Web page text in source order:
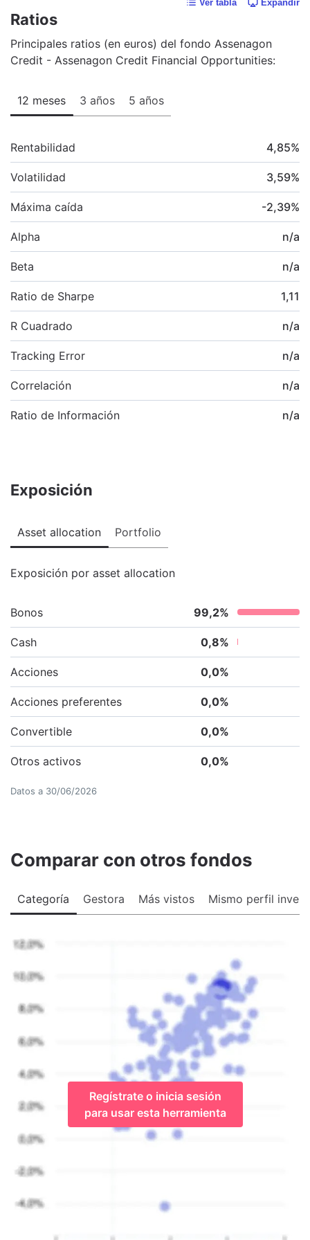
Ver tabla Expandir
Ratios
Principales ratios (en euros) del fondo Assenagon
Credit - Assenagon Credit Financial Opportunities:
12 meses 3 años 5 años
Rentabilidad 4,85%
Volatilidad 3,59%
Máxima caída -2,39%
Alpha n/a
Beta n/a
Ratio de Sharpe 1,11
R Cuadrado n/a
Tracking Error n/a
Correlación n/a
Ratio de Información n/a
Exposición
Asset allocation Portfolio
Exposición por asset allocation
Bonos 99,2%
Cash 0,8%
Acciones 0,0%
Acciones preferentes 0,0%
Convertible 0,0%
Otros activos 0,0%
Datos a 30/06/2026
Comparar con otros fondos
Categoría Gestora Más vistos Mismo perfil
Regístrate o inicia sesión
para usar esta herramienta